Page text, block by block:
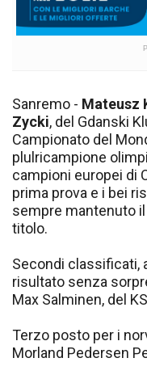
Sanremo - Mateusz
Zycki, del Gdanski
Campionato del
plulricampione
campioni europei di
prima prova e i bei
sempre mantenuto
titolo.
Secondi classificati,
risultato senza
Max Salminen, del
Terzo posto per i
Morland Pedersen